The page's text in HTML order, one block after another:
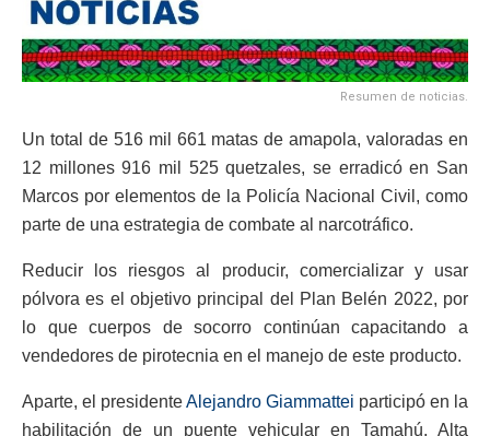
Resumen de noticias.
Un total de 516 mil 661 matas de amapola, valoradas en
12 millones 916 mil 525 quetzales, se erradicó en San
Marcos por elementos de la Policía Nacional Civil, como
parte de una estrategia de combate al narcotráfico.
Reducir los riesgos al producir, comercializar y usar
pólvora es el objetivo principal del Plan Belén 2022, por
lo que cuerpos de socorro continúan capacitando a
vendedores de pirotecnia en el manejo de este producto.
Aparte, el presidenteAlejandro Giammattei participó en la
habilitación de un puente vehicular en Tamahú, Alta